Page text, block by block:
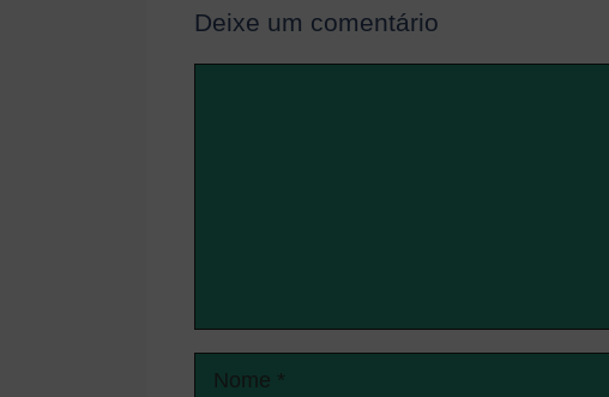
Deixe um comentário
Nome